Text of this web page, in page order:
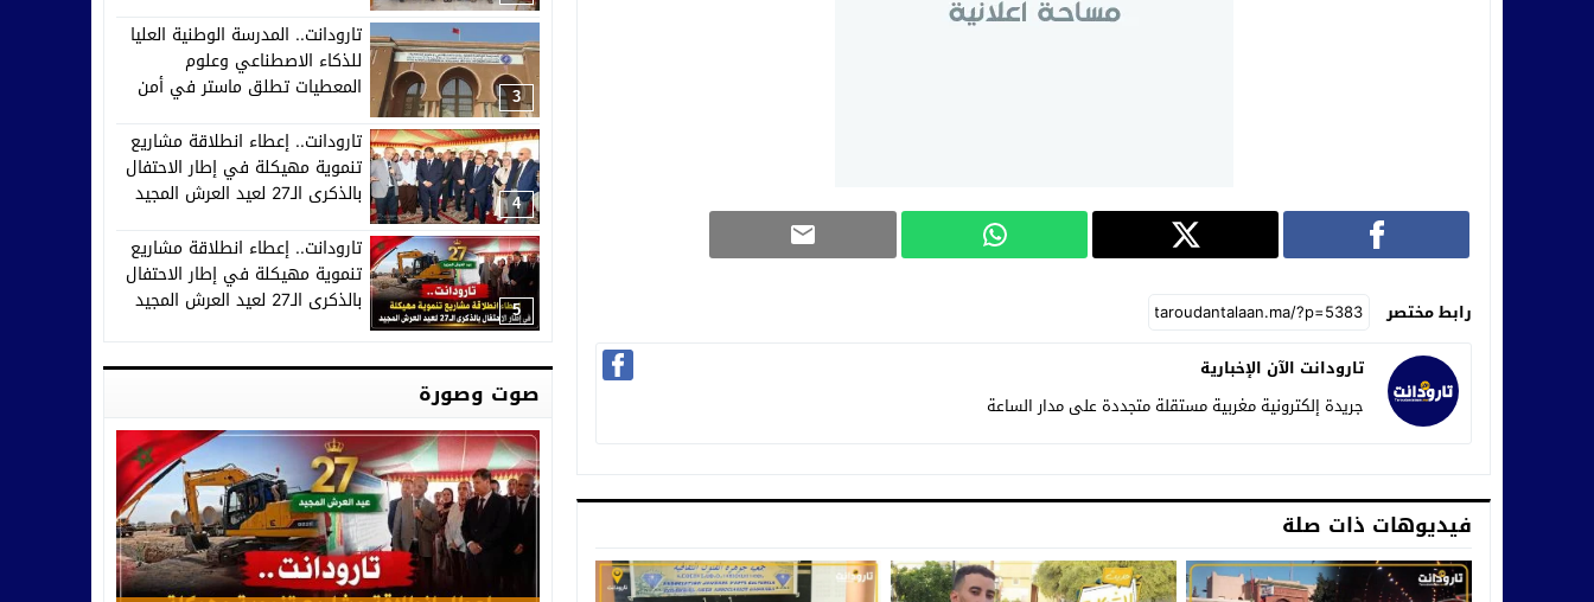
رابط مختصر
تارودانت الآن الإخبارية
جريدة إلكترونية مغربية مستقلة متجددة على مدار الساعة
فيديوهات ذات صلة
صوت وصورة
3
تارودانت.. المدرسة الوطنية العليا
للذكاء الاصطناعي وعلوم
المعطيات تطلق ماستر في أمن
4
تارودانت.. إعطاء انطلاقة مشاريع
تنموية مهيكلة في إطار الاحتفال
بالذكرى الـ27 لعيد العرش المجيد
5
تارودانت.. إعطاء انطلاقة مشاريع
تنموية مهيكلة في إطار الاحتفال
بالذكرى الـ27 لعيد العرش المجيد